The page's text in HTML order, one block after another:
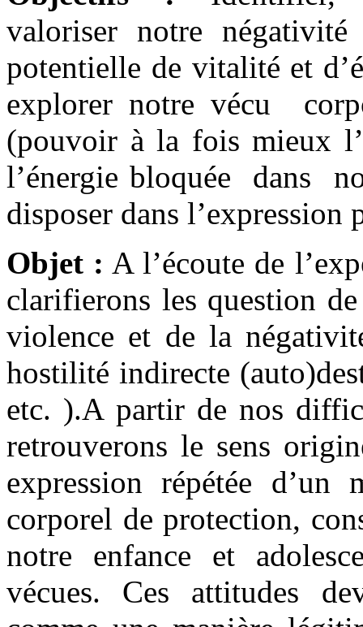
valoriser notre négativité
potentielle de vitalité et
explorer notre vécu
(pouvoir à la fois mieux
l’énergie bloquée dans
disposer dans
Objet : A l’écoute de
clarifierons les question
violence et de la
hostilité indirecte
etc. ).A partir de nos
retrouverons le sens
expression répétée d’un
corporel de protection,
notre enfance et
vécues. Ces attitudes